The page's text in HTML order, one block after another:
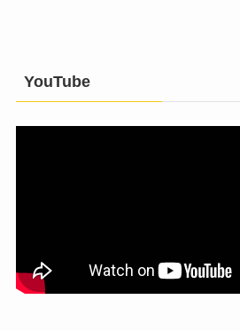
YouTube